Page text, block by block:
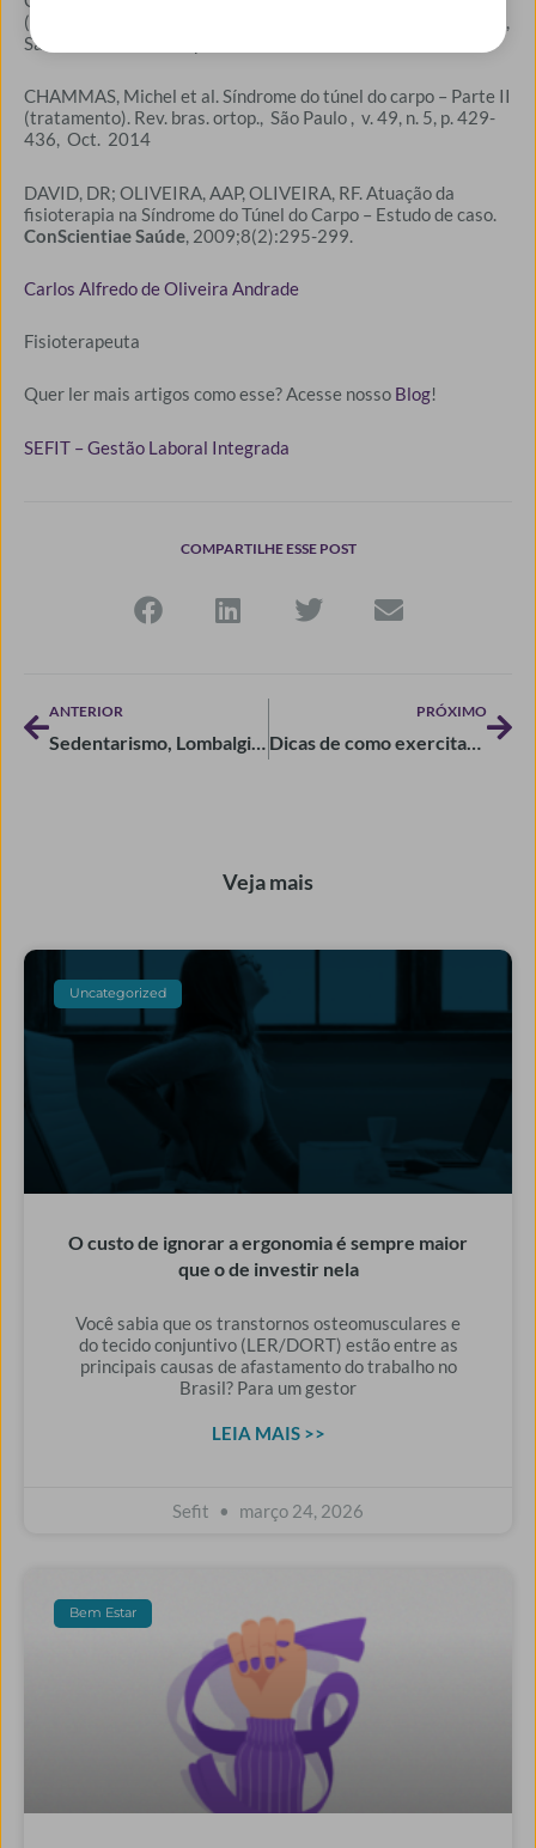
(anatomia, fisiologia, etiologia e diagnóstico). Rev. bras. ortop.,
São Paulo , v. 49, n. 5, p. 429-436, Oct. 2014
CHAMMAS, Michel et al. Síndrome do túnel do carpo – Parte II
(tratamento). Rev. bras. ortop., São Paulo , v. 49, n. 5, p. 429-
436, Oct. 2014
DAVID, DR; OLIVEIRA, AAP, OLIVEIRA, RF. Atuação da
fisioterapia na Síndrome do Túnel do Carpo – Estudo de caso.
ConScientiae Saúde , 2009;8(2):295-299.
Carlos Alfredo de Oliveira Andrade
Fisioterapeuta
Quer ler mais artigos como esse? Acesse nosso Blog!
SEFIT – Gestão Laboral Integrada
COMPARTILHE ESSE POST
Anterior
ANTERIOR PRÓXIMO
Dicas de como exercitar seu cérebro
Veja mais
Uncategorized
O custo de ignorar a ergonomia é sempre maior
que o de investir nela
Você sabia que os transtornos osteomusculares e
do tecido conjuntivo (LER/DORT) estão entre as
principais causas de afastamento do trabalho no
Brasil? Para um gestor
LEIA MAIS >>
Sefit março 24, 2026
Bem Estar